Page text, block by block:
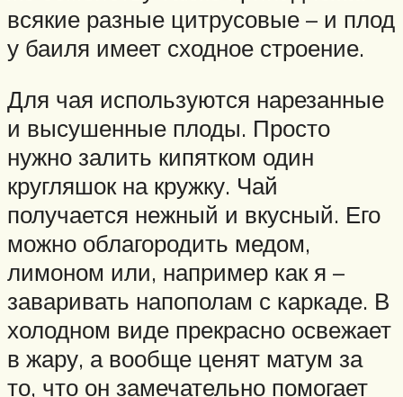
всякие разные цитрусовые – и плод
у баиля имеет сходное строение.
Для чая используются нарезанные
и высушенные плоды. Просто
нужно залить кипятком один
кругляшок на кружку. Чай
получается нежный и вкусный. Его
можно облагородить медом,
лимоном или, например как я –
заваривать напополам с каркаде. В
холодном виде прекрасно освежает
в жару, а вообще ценят матум за
то, что он замечательно помогает